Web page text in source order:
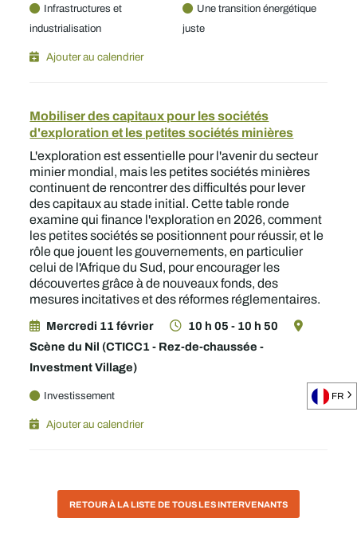
Infrastructures et
industrialisation
Une transition énergétique
juste
Ajouter au calendrier
Mobiliser des capitaux pour les sociétés
d'exploration et les petites sociétés minières
L'exploration est essentielle pour l'avenir du secteur
minier mondial, mais les petites sociétés minières
continuent de rencontrer des difficultés pour lever
des capitaux au stade initial. Cette table ronde
examine qui finance l'exploration en 2026, comment
les petites sociétés se positionnent pour réussir, et le
rôle que jouent les gouvernements, en particulier
celui de l'Afrique du Sud, pour encourager les
découvertes grâce à de nouveaux fonds, des
mesures incitatives et des réformes réglementaires.
Mercredi 11 février
10 h 05 - 10 h 50
Scène du Nil (CTICC1 - Rez-de-chaussée -
Investment Village)
Investissement
Ajouter au calendrier
RETOUR À LA LISTE DE TOUS LES INTERVENANTS
FR